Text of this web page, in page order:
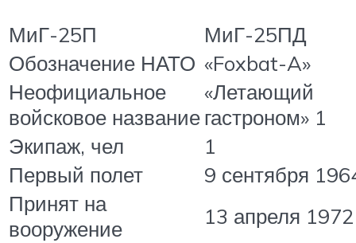
МиГ-25П
МиГ-25ПД
Обозначение НАТО «Foxbat-A»
Неофициальное
войсковое название
«Летающий
гастроном» 1
Экипаж, чел
1
Первый полет
9 сентября
Принят на
вооружение
13 апреля 1972